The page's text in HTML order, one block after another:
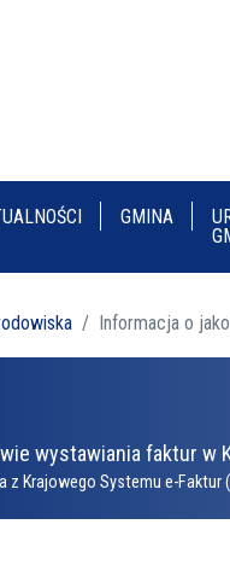
GMINA
Informacja o
wystawiania faktur w
z Krajowego Systemu e-Faktur